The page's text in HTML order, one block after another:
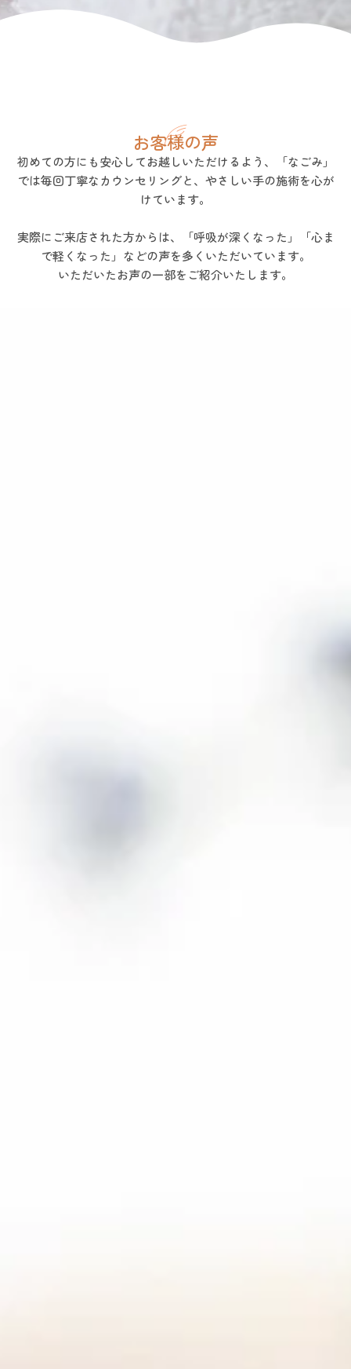
お客様の声
初めての方にも安心してお越しいただけるよう、「なごみ」
では毎回丁寧なカウンセリングと、やさしい手の施術を心が
けています。
実際にご来店された方からは、「呼吸が深くなった」「心ま
で軽くなった」などの声を多くいただいています。
いただいたお声の一部をご紹介いたします。